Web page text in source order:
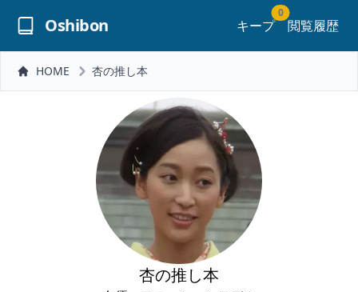
Oshibon キープ
0
閲覧履歴
HOME 杏の推し本
杏の推し本